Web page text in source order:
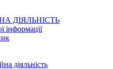
ДІЯЛЬНІСТЬ
інформації
діяльність